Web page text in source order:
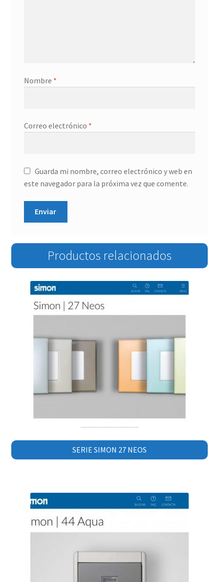
Nombre *
Correo electrónico *
Guarda mi nombre, correo electrónico y web en
este navegador para la próxima vez que comente.
Productos relacionados
SERIE SIMON 27 NEOS